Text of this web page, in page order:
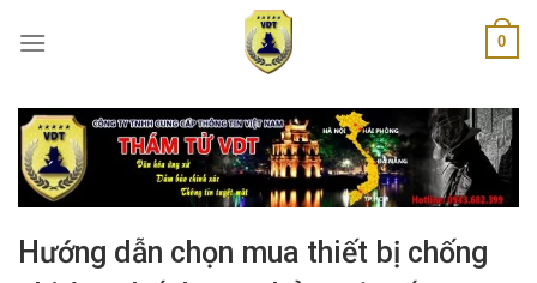
0
Hướng dẫn chọn mua thiết bị chống